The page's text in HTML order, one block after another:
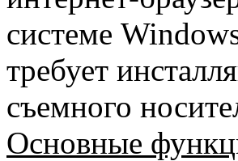
системе
требует
съемного
Основные